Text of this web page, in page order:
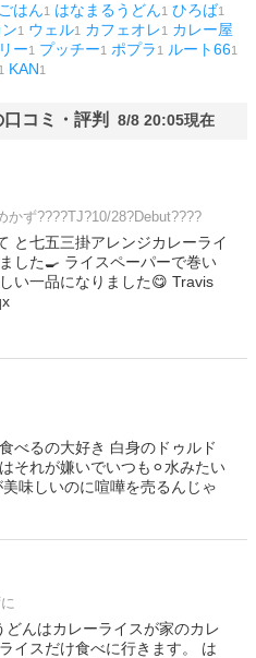
ごはん1 はなまるうどん1 ひろば1
1 ウェル1 カフェオレ1 カレー屋
ー1 プッチー1 ポプラ 1 ルート661
1 KAN1
コミ・評判 8/8 20:05現在
かず????TJ?10/28?Debut????
と七五三掛アレンジカレーライ
した🍳 ライスペーパーで巻い
い一品になりました😋 Travis
べるの大好き 白身のドゥルド
それが嫌いでいつも⚪︎水みたい
味しいのに喧嘩を売るんじゃ
んはカレーライスが家のカレ
イスだけ食べに行きます。 は